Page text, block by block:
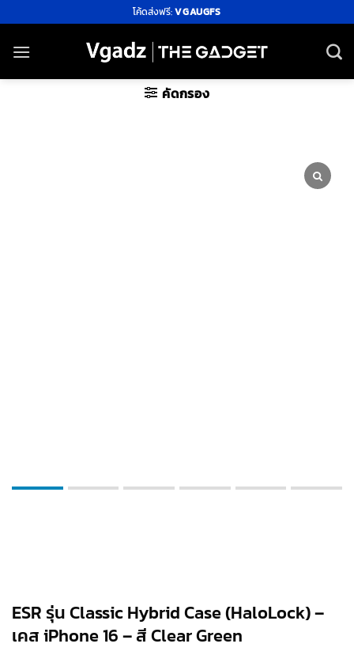
ไป
ยัง
โค้ดส่งฟรี:VGAUGFS
คัดกรอง
ESR รุ่น Classic Hybrid Case (HaloLock) –
เคส iPhone 16 – สี Clear Green